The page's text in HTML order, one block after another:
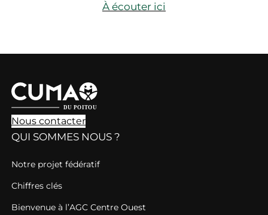
À écouter ici
Nous contacter
QUI SOMMES NOUS ?
Notre projet fédératif
Chiffres clés
Bienvenue à l’AGC Centre Ouest